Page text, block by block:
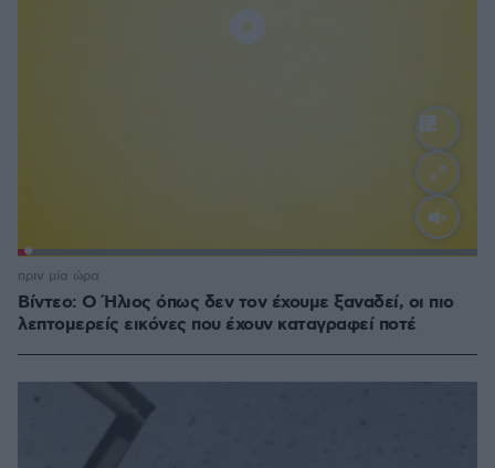
Loaded:
Βίντεο: Ο Ήλιος όπως δεν τον έχουμε ξαναδεί, οι πιο
λεπτομερείς εικόνες που έχουν καταγραφεί ποτέ
πριν μία ώρα